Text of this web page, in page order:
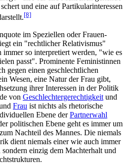
und eine auf Partikular­interessen
[8]
im Speziellen oder Frauen­
ein "rechtlicher Relativismus"
so interpretiert werden, "wie es
passt". Prominente Feministinnen
gegen einen geschlechtlichen
Wesen, eine Natur der Frau gibt,
ihrer Interessen in der Politik
von Geschlechtergerechtigkeit und
Frau ist nichts als rhetorische
Ebene derPartnerwahl
politischen Ebene geht es immer um
Nachteil des Mannes. Die niemals
dient niemals einer wie auch immer
sondern einzig dem Machterhalt und